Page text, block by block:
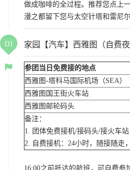
做成咖啡的全过程。推荐您点上
漫之都留下您与太空针塔和雷尼
D1 家园【汽车】西雅图（自费
参团当日免费接的地点
西雅图-塔科马国际机场（SEA）
西雅图国王街火车站
西雅图邮轮码头
备注：
1. 团体免费接机/接码头/接火车
2. 自费接机：24小时，随接随走
16:00之前抵达的航班，可自费参